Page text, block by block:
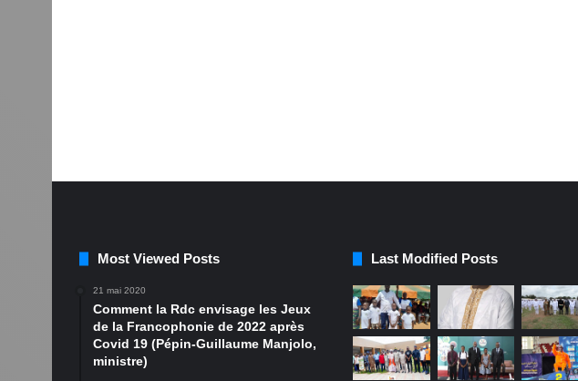
Most Viewed Posts
21 mai 2020
Comment la Rdc envisage les Jeux
de la Francophonie de 2022 après
Covid 19 (Pépin-Guillaume Manjolo,
ministre)
Last Modified Posts